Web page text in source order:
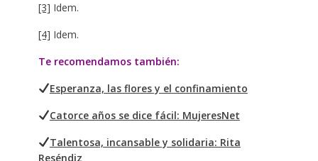
[3] Idem.
[4] Idem.
Te recomendamos también:
Esperanza, las flores y el confinamiento
Catorce años se dice fácil: MujeresNet
Talentosa, incansable y solidaria: Rita
Reséndiz